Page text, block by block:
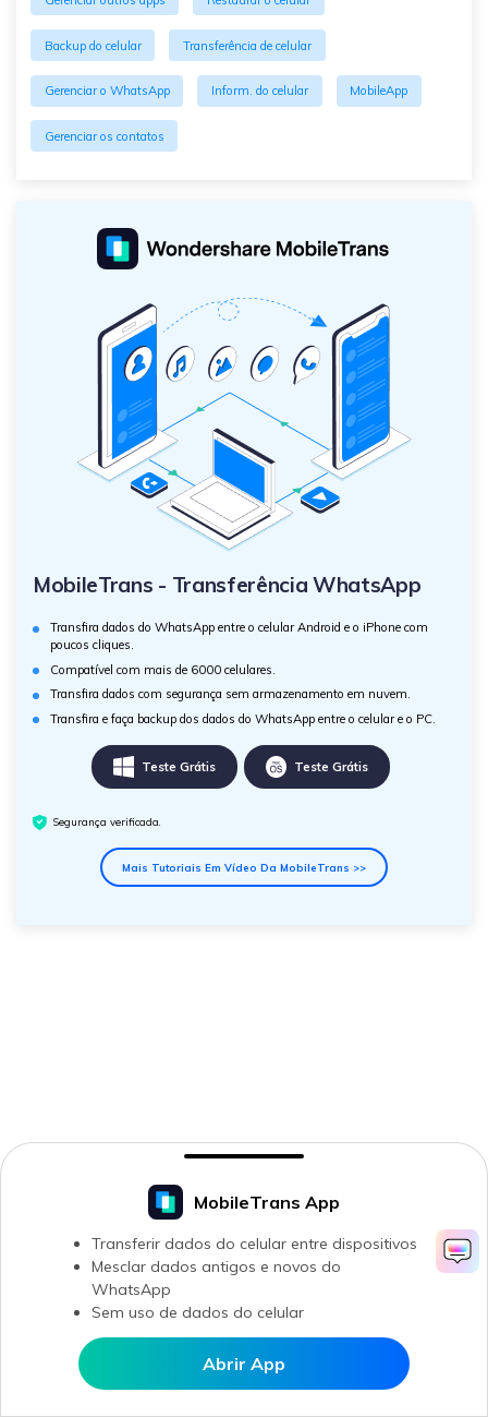
Abrir MobileTrans APP
MobileTrans App
Transferir dados do celular entre dispositivos
Mesclar dados antigos e novos do
WhatsApp
Sem uso de dados do celular
Abrir App
Backup do celular Transferência de celular
Gerenciar o WhatsApp Inform. do celular MobileApp
Gerenciar os contatos
MobileTrans - Transferência WhatsApp
Transfira dados do WhatsApp entre o celular Android e o iPhone com
poucos cliques.
Compatível com mais de 6000 celulares.
Transfira dados com segurança sem armazenamento em nuvem.
Transfira e faça backup dos dados do WhatsApp entre o celular e o PC.
Teste Grátis Teste Grátis
Segurança verificada.
Mais Tutoriais Em Vídeo Da MobileTrans >>